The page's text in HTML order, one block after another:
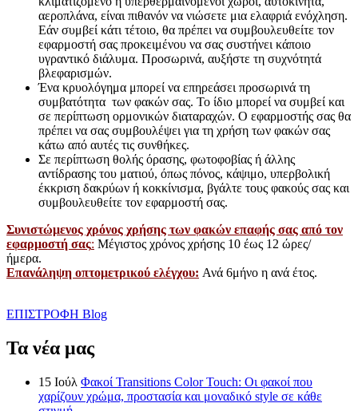
αεροπλάνα, είναι πιθανόν να νιώσετε μια ελαφριά ενόχληση.
Εάν συμβεί κάτι τέτοιο, θα πρέπει να συμβουλευθείτε τον
εφαρμοστή σας προκειμένου να σας συστήνει κάποιο
υγραντικό διάλυμα. Προσωρινά, αυξήστε τη συχνότητά
βλεφαρισμών.
Ένα κρυολόγημα μπορεί να επηρεάσει προσωρινά τη
συμβατότητα των φακών σας. Το ίδιο μπορεί να συμβεί και
σε περίπτωση ορμονικών διαταραχών. Ο εφαρμοστής σας θα
πρέπει να σας συμβουλέψει για τη χρήση των φακών σας
κάτω από αυτές τις συνθήκες.
Σε περίπτωση θολής όρασης, φωτοφοβίας ή άλλης
αντίδρασης του ματιού, όπως πόνος, κάψιμο, υπερβολική
έκκριση δακρύων ή κοκκίνισμα, βγάλτε τους φακούς σας και
συμβουλευθείτε τον εφαρμοστή σας.
Συνιστώμενος χρόνος χρήσης των φακών επαφής σας από τον
εφαρμοστή σας: Μέγιστος χρόνος χρήσης 10 έως 12 ώρες/
ήμερα.
Επανάληψη οπτομετρικού ελέγχου: Ανά 6μήνο η ανά έτος.
ΕΠΙΣΤΡΟΦΗ Blog
Τα νέα μας
15 Ιούλ Φακοί Transitions Color Touch: Οι φακοί που
χαρίζουν χρώμα, προστασία και μοναδικό style σε κάθε